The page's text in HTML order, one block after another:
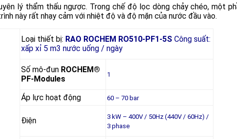
lý thẩm thấu ngược. Trong chế độ lọc dòng chảy chéo, một
này rất nhạy cảm với nhiệt độ và độ mặn của nước đầu vào.
Loại thiết bị: RAO ROCHEM RO510-PF1-5S Công suất:
xấp xỉ 5 m3 nước uống / ngày
Số mô-đun ROCHEM®
PF-Modules
1
Áp lực hoạt động 60 – 70 bar
Điện
3 kW – 400V / 50Hz (440V / 60Hz) /
3 phase